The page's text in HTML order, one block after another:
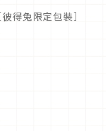
得兔限定包裝］